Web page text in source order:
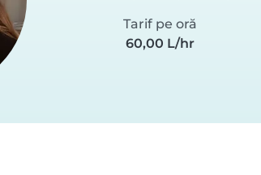
Tarif pe oră
60,00 L/hr